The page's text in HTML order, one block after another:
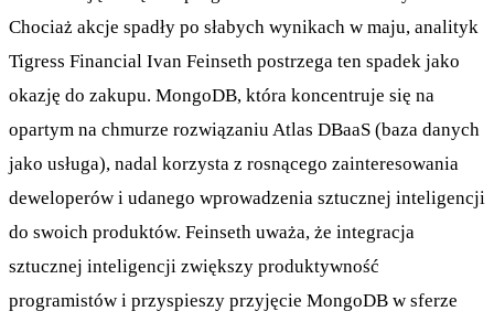
Chociaż akcje spadły po słabych wynikach w maju, analityk
Tigress Financial Ivan Feinseth postrzega ten spadek jako
okazję do zakupu. MongoDB, która koncentruje się na
opartym na chmurze rozwiązaniu Atlas DBaaS (baza danych
jako usługa), nadal korzysta z rosnącego zainteresowania
deweloperów i udanego wprowadzenia sztucznej inteligencji
do swoich produktów. Feinseth uważa, że integracja
sztucznej inteligencji zwiększy produktywność
programistów i przyspieszy przyjęcie MongoDB w sferze